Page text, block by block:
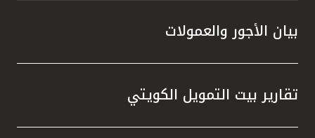
بيان الأجور والعمولات
تقارير بيت التمويل الكويتي